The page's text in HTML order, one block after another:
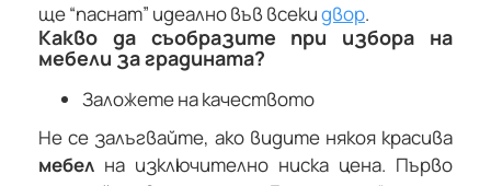
ще “паснат” идеално във всекидвор.
Какво да съобразите при избора на
мебели за градината?
Заложете на качеството
Не се залъгвайте, ако видите някоя красива
мебел на изключително ниска цена. Първо